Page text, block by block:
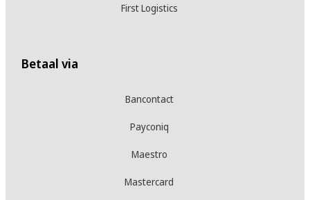
First Logistics
Betaal via
Bancontact
Payconiq
Maestro
Mastercard